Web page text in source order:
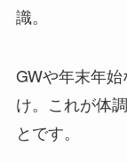
識。
GWや年末年
け。これが体
とです。